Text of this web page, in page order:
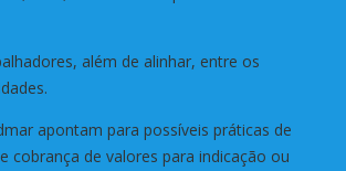
além de alinhar, entre os
apontam para possíveis práticas de
cobrança de valores para indicação ou